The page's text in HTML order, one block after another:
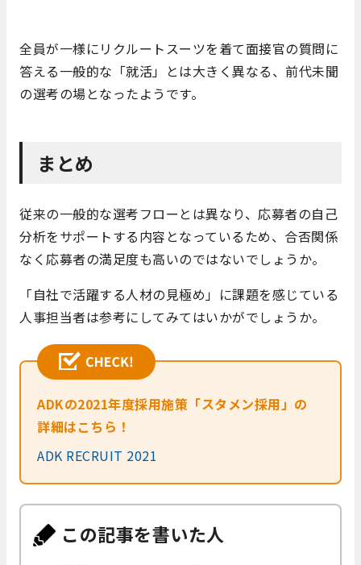
全員が一様にリクルートスーツを着て面接官の質問に
答える一般的な「就活」とは大きく異なる、前代未聞
の選考の場となったようです。
まとめ
従来の一般的な選考フローとは異なり、応募者の自己
分析をサポートする内容となっているため、合否関係
なく応募者の満足度も高いのではないでしょうか。
「自社で活躍する人材の見極め」に課題を感じている
人事担当者は参考にしてみてはいかがでしょうか。
ADKの2021年度採用施策「スタメン採用」の
詳細はこちら！
ADK RECRUIT 2021
この記事を書いた人